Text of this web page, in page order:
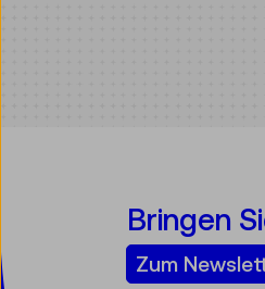
Bringen
Zum